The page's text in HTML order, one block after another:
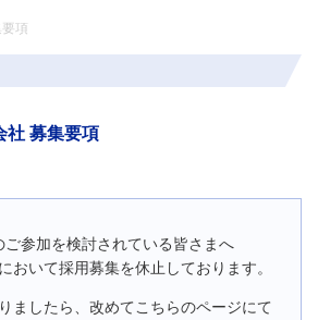
項
社 募集要項
ご参加を検討されている皆さまへ
おいて採用募集を休止しております。
ましたら、改めてこちらのページにて